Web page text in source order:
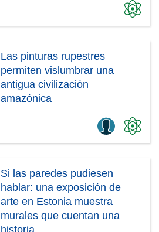
Las pinturas rupestres
permiten vislumbrar una
antigua civilización
amazónica
Si las paredes pudiesen
hablar: una exposición de
arte en Estonia muestra
murales que cuentan una
historia